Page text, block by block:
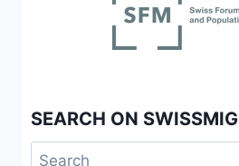
SEARCH ON SWISSMIG
Search